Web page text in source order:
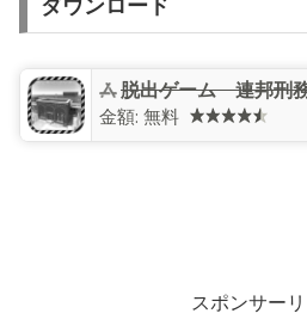
ダウンロード
脱出ゲーム 連邦刑
金額: 無料
スポンサー